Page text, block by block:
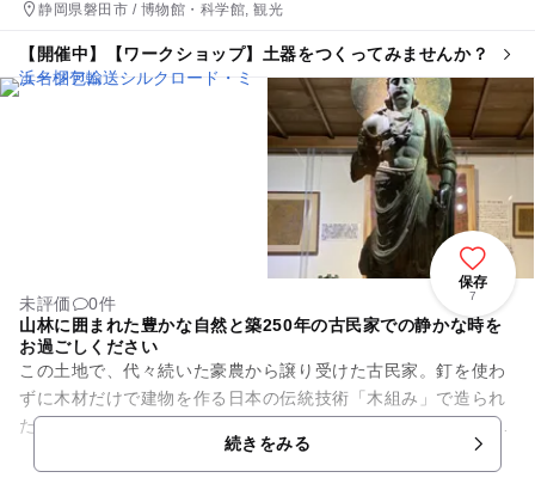
静岡県磐田市 / 博物館・科学館, 観光
【開催中】【ワークショップ】土器をつくってみませんか？
保存
7
未評価
0件
山林に囲まれた豊かな自然と築250年の古民家での静かな時を
お過ごしください
この土地で、代々続いた豪農から譲り受けた古民家。釘を使わ
ずに木材だけで建物を作る日本の伝統技術「木組み」で造られ
た木造家屋です。入り口玄関から正面左手の建物はおよそ250
年以上前に建てられ、一階...続きをみる